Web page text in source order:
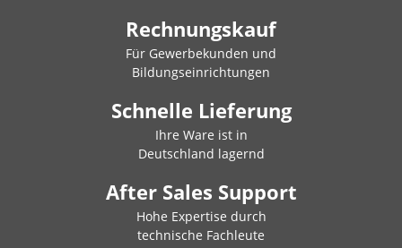
Rechnungskauf
Für Gewerbekunden und
Bildungseinrichtungen
Schnelle Lieferung
Ihre Ware ist in
Deutschland lagernd
After Sales Support
Hohe Expertise durch
technische Fachleute